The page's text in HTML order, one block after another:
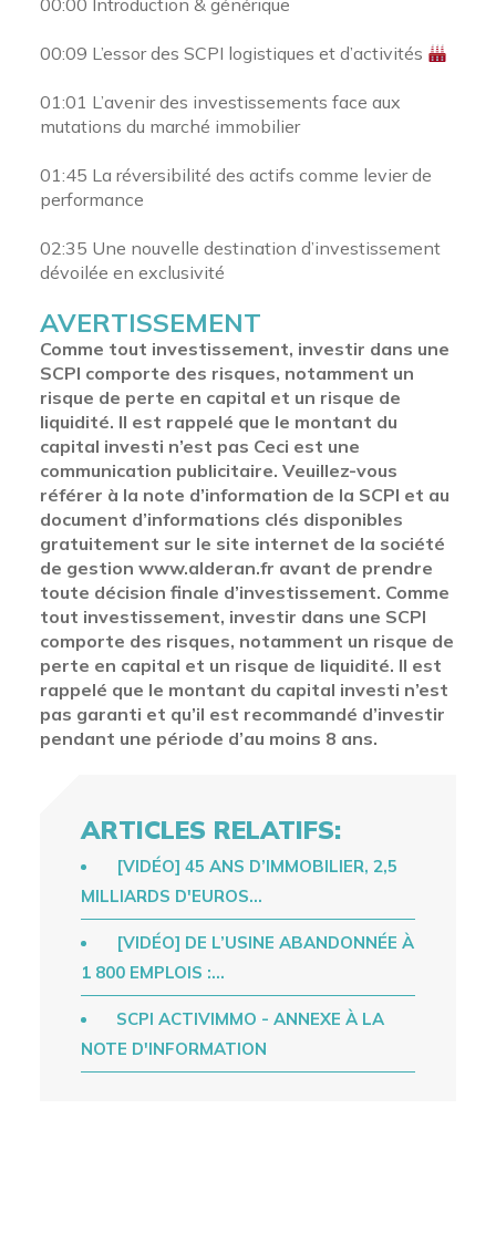
00:00 Introduction & générique
00:09 L’essor des SCPI logistiques et d’activités
01:01 L’avenir des investissements face aux
mutations du marché immobilier
01:45 La réversibilité des actifs comme levier de
performance
02:35 Une nouvelle destination d’investissement
dévoilée en exclusivité
AVERTISSEMENT
Comme tout investissement, investir dans une
SCPI comporte des risques, notamment un
risque de perte en capital et un risque de
liquidité. Il est rappelé que le montant du
capital investi n’est pas Ceci est une
communication publicitaire. Veuillez-vous
référer à la note d’information de la SCPI et au
document d’informations clés disponibles
gratuitement sur le site internet de la société
de gestion www.alderan.fr avant de prendre
toute décision finale d’investissement. Comme
tout investissement, investir dans une SCPI
comporte des risques, notamment un risque de
perte en capital et un risque de liquidité. Il est
rappelé que le montant du capital investi n’est
pas garanti et qu’il est recommandé d’investir
pendant une période d’au moins 8 ans.
ARTICLES RELATIFS:
[VIDÉO] 45 ANS D’IMMOBILIER, 2,5
MILLIARDS D'EUROS…
[VIDÉO] DE L’USINE ABANDONNÉE À
1 800 EMPLOIS :…
SCPI ACTIVIMMO - ANNEXE À LA
NOTE D'INFORMATION